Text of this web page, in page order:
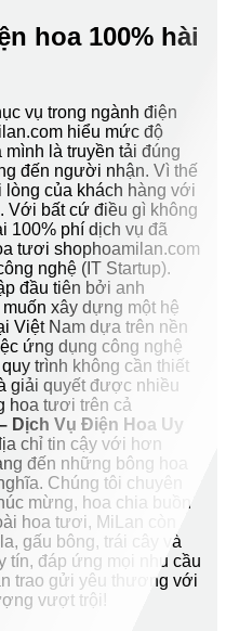
hoa 100% hài
vụ trong ngành điện
hiểu mức độ
là truyền tải đúng
đến người nhận. Vì thế
lòng của khách hàng với
Với bất cứ điều gì không
100% phí dịch vụ đã
tươi shophoamilan.com
nghệ (IT Startup).
đầu tiên bởi anh
xây dựng một hệ
Việt Nam dựa trên nền
ứng dụng công nghệ
trình không cần thiết
giải quyết được nhiều
hoa tươi trên cả
Dịch Vụ Điện Hoa Uy
chỉ tin cậy với hơn
đến những bông hoa
Chúng tôi chuyên
mừng, hoa chia buồn
hoa tươi, MiLan còn
gấu bông, trái cây và
tín, đáp ứng mọi nhu cầu
trao gửi yêu thương với
vượt trội!